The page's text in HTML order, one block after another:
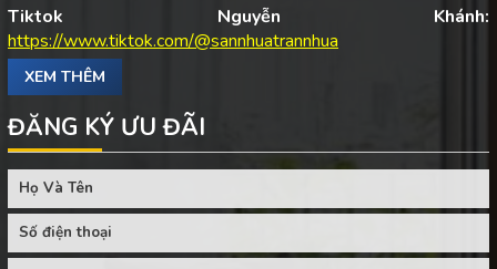
Tiktok Nguyễn Khánh:
https://www.tiktok.com/@sannhuatrannhua
XEM THÊM
ĐĂNG KÝ ƯU ĐÃI